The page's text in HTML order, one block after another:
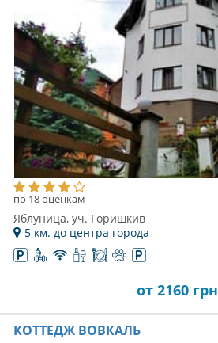
по 18 оценкам
Яблуница, уч. Горишкив
5 км. до центра города
от 2160 грн
КОТТЕДЖ ВОВКАЛЬ